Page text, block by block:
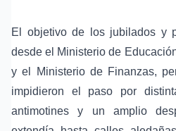
El objetivo de los jubilados y
desde el Ministerio de
y el Ministerio de Finanzas,
impidieron el paso por
antimotines y un amplio